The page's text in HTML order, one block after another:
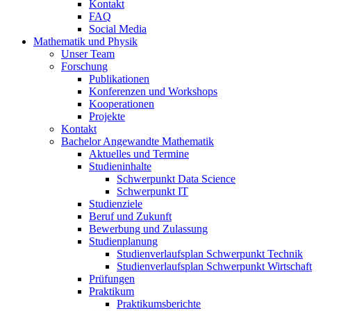
Kontakt
FAQ
Social Media
Mathematik und Physik
Unser Team
Forschung
Publikationen
Konferenzen und Workshops
Kooperationen
Projekte
Kontakt
Bachelor Angewandte Mathematik
Aktuelles und Termine
Studieninhalte
Schwerpunkt Data Science
Schwerpunkt IT
Studienziele
Beruf und Zukunft
Bewerbung und Zulassung
Studienplanung
Studienverlaufsplan Schwerpunkt Technik
Studienverlaufsplan Schwerpunkt Wirtschaft
Prüfungen
Praktikum
Praktikumsberichte